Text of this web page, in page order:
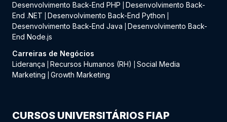
Desenvolvimento Back-End PHP
Desenvolvimento Back-
End .NET
Desenvolvimento Back-End Python
Desenvolvimento Back-End Java
Desenvolvimento Back-
End Node.js
Carreiras de Negócios
Liderança
Recursos Humanos (RH)
Social Media
Marketing
Growth Marketing
CURSOS UNIVERSITÁRIOS FIAP